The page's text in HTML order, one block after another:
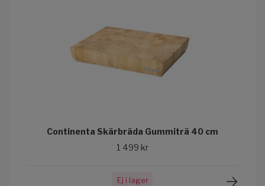
Continenta Skärbräda Gummiträ 40 cm
1 499 kr
Ej i lager